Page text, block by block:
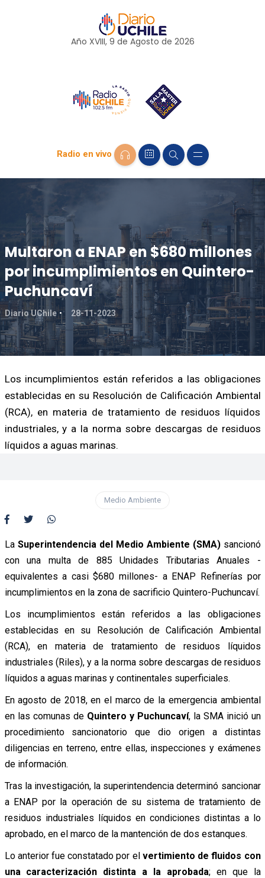
Año XVIII, 9 de Agosto de 2026
Radio en vivo
Multaron a ENAP en $680 millones
por incumplimientos en Quintero-
Puchuncaví
Diario UChile 28-11-2023
Los incumplimientos están referidos a las obligaciones
establecidas en su Resolución de Calificación Ambiental
(RCA), en materia de tratamiento de residuos líquidos
industriales, y a la norma sobre descargas de residuos
líquidos a aguas marinas.
Medio Ambiente
La Superintendencia del Medio Ambiente (SMA)sancionó
con una multa de 885 Unidades Tributarias Anuales -
equivalentes a casi $680 millones- a ENAP Refinerías por
incumplimientos en la zona de sacrificio Quintero-Puchuncaví.
Los incumplimientos están referidos a las obligaciones
establecidas en su Resolución de Calificación Ambiental
(RCA), en materia de tratamiento de residuos líquidos
industriales (Riles), y a la norma sobre descargas de residuos
líquidos a aguas marinas y continentales superficiales.
En agosto de 2018, en el marco de la emergencia ambiental
en las comunas de Quintero y Puchuncaví, la SMA inició un
procedimiento sancionatorio que dio origen a distintas
diligencias en terreno, entre ellas, inspecciones y exámenes
de información.
Tras la investigación, la superintendencia determinó sancionar
a ENAP por la operación de su sistema de tratamiento de
residuos industriales líquidos en condiciones distintas a lo
aprobado, en el marco de la mantención de dos estanques.
Lo anterior fue constatado por el vertimiento de fluidos con
una caracterización distinta a la aprobada; en que la